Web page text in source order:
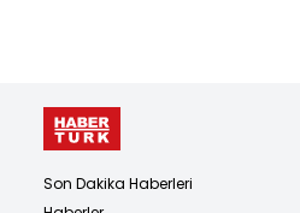
Son Dakika Haberleri